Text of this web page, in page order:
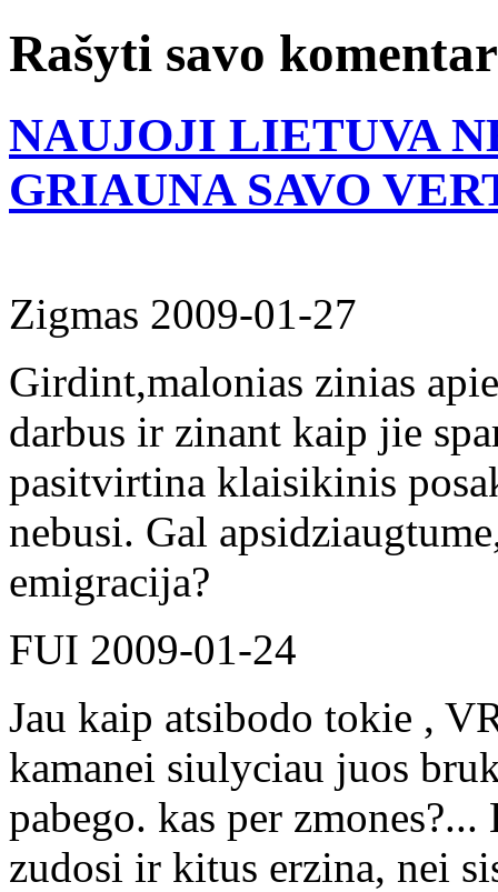
Rašyti savo
NAUJOJI LIETUVA
GRIAUNA SAVO
Zigmas 2009-01-27
Girdint,malonias zinias
darbus ir zinant kaip jie
pasitvirtina klaisikinis
nebusi. Gal
emigracija?
FUI 2009-01-24
Jau kaip atsibodo tokie ,
kamanei siulyciau juos
pabego. kas per
zudosi ir kitus erzina, nei